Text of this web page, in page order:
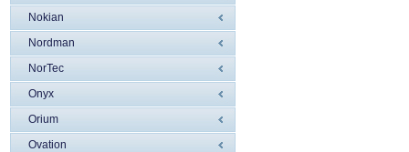
Nokian
Nordman
NorTec
Onyx
Orium
Ovation